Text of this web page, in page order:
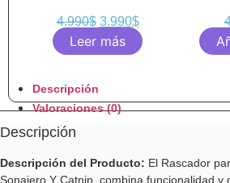
4.990$ 3.990$
Leer más
Descripción
Valoraciones (0)
Descripción
Descripción del Producto: El Rascador
Sonajero Y Catnip, combina funcionalidad y